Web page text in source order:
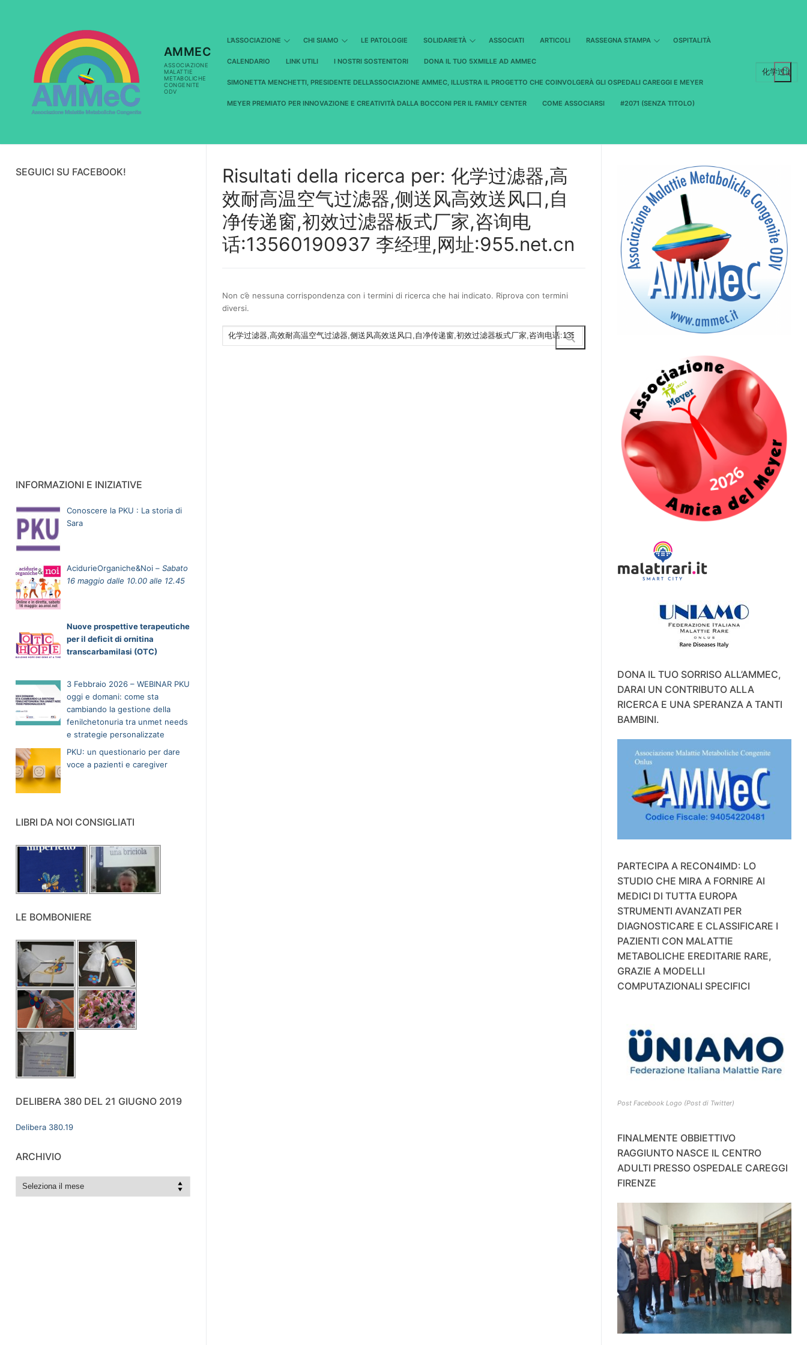
AMMEC
ASSOCIAZIONE
MALATTIE
METABOLICHE
CONGENITE
ODV
L’ASSOCIAZIONE CHI SIAMO LE PATOLOGIE SOLIDARIETÀ ASSOCIATI ARTICOLI RASSEGNA STAMPA OSPITALITÀ
CALENDARIO LINK UTILI I NOSTRI SOSTENITORI DONA IL TUO 5XMILLE AD AMMEC
SIMONETTA MENCHETTI, PRESIDENTE DELL’ASSOCIAZIONE AMMEC, ILLUSTRA IL PROGETTO CHE COINVOLGERÀ GLI OSPEDALI CAREGGI E MEYER
MEYER PREMIATO PER INNOVAZIONE E CREATIVITÀ DALLA BOCCONI PER IL FAMILY CENTER COME ASSOCIARSI #2071 (SENZA TITOLO)
Cerca:
Risultati della ricerca per: 化学过滤器,高
效耐高温空气过滤器,侧送风高效送风口,自
净传递窗,初效过滤器板式厂家,咨询电
话:13560190937 李经理,网址:955.net.cn
Non c’è nessuna corrispondenza con i termini di ricerca che hai indicato. Riprova con termini
diversi.
Cerca:
DONA IL TUO SORRISO ALL’AMMEC,
DARAI UN CONTRIBUTO ALLA
RICERCA E UNA SPERANZA A TANTI
BAMBINI.
PARTECIPA A RECON4IMD: LO
STUDIO CHE MIRA A FORNIRE AI
MEDICI DI TUTTA EUROPA
STRUMENTI AVANZATI PER
DIAGNOSTICARE E CLASSIFICARE I
PAZIENTI CON MALATTIE
METABOLICHE EREDITARIE RARE,
GRAZIE A MODELLI
COMPUTAZIONALI SPECIFICI
Post Facebook Logo (Post di Twitter)
FINALMENTE OBBIETTIVO
RAGGIUNTO NASCE IL CENTRO
ADULTI PRESSO OSPEDALE CAREGGI
FIRENZE
SEGUICI SU FACEBOOK!
INFORMAZIONI E INIZIATIVE
Conoscere la PKU : La storia di
Sara
AcidurieOrganiche&Noi – Sabato
16 maggio dalle 10.00 alle 12.45
Nuove prospettive terapeutiche
per il deficit di ornitina
transcarbamilasi (OTC)
3 Febbraio 2026 – WEBINAR PKU
oggi e domani: come sta
cambiando la gestione della
fenilchetonuria tra unmet needs
e strategie personalizzate
PKU: un questionario per dare
voce a pazienti e caregiver
LIBRI DA NOI CONSIGLIATI
LE BOMBONIERE
DELIBERA 380 DEL 21 GIUGNO 2019
Delibera 380.19
ARCHIVIO
archivio